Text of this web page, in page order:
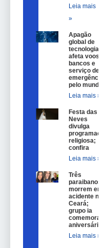
Leia mais
»
Apagão
global de
tecnologia
afeta voos,
bancos e
serviço de
emergência
pelo mundo
Leia mais »
Festa das
Neves
divulga
programação
religiosa;
confira
Leia mais »
Três
paraibanos
morrem em
acidente no
Ceará;
grupo ia
comemorar
aniversário
Leia mais »